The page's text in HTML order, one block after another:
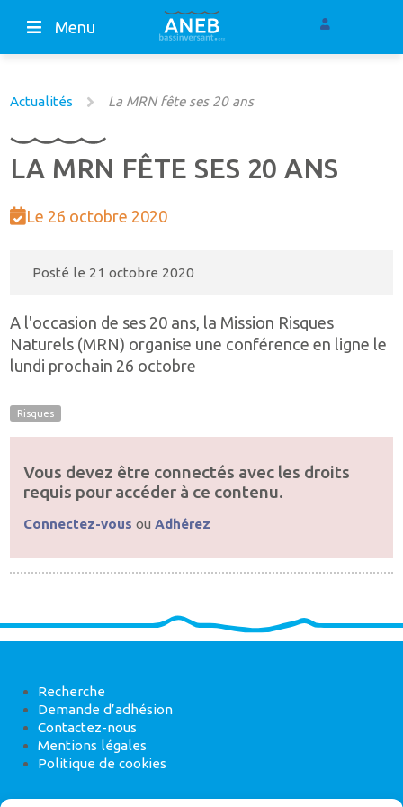
Menu
Actualités La MRN fête ses 20 ans
LA MRN FÊTE SES 20 ANS
Le 26 octobre 2020
Posté le 21 octobre 2020
A l'occasion de ses 20 ans, la Mission Risques
Naturels (MRN) organise une conférence en ligne le
lundi prochain 26 octobre
Risques
Vous devez être connectés avec les droits
requis pour accéder à ce contenu.
Connectez-vous ouAdhérez
Recherche
Demande d’adhésion
Contactez-nous
Mentions légales
Politique de cookies